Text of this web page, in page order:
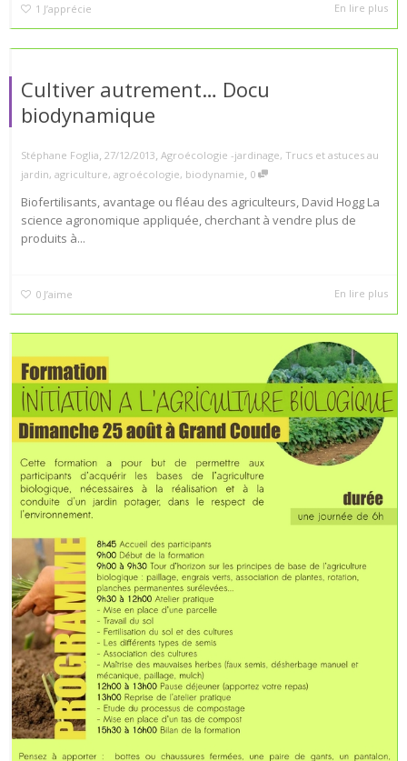
1 J’apprécie En lire plus
Cultiver autrement… Docu
biodynamique
Stéphane Foglia, 27/12/2013, Agroécologie -jardinage, Trucs et astuces au
jardin, agriculture, agroécologie, biodynamie, 0
Biofertilisants, avantage ou fléau des agriculteurs, David Hogg La
science agronomique appliquée, cherchant à vendre plus de
produits à...
0 J’aime En lire plus